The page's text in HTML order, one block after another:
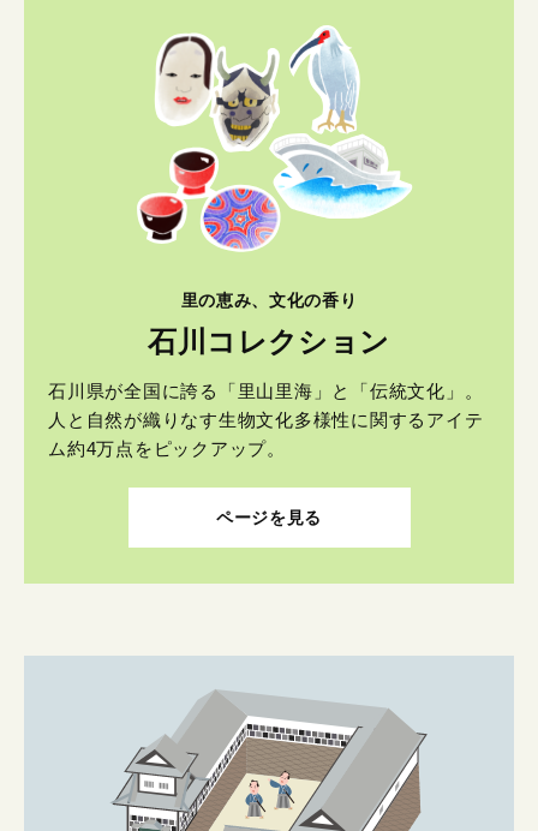
里の恵み、文化の香り
石川コレクション
石川県が全国に誇る「里山里海」と「伝統文化」。
人と自然が織りなす生物文化多様性に関するアイテ
ム約4万点をピックアップ。
ページを見る